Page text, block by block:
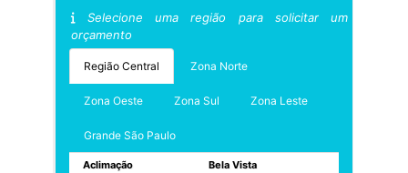
Selecione uma região para solicitar um
orçamento
Região Central Zona Norte
Zona Oeste Zona Sul Zona Leste
Grande São Paulo
Aclimação
Bela Vista